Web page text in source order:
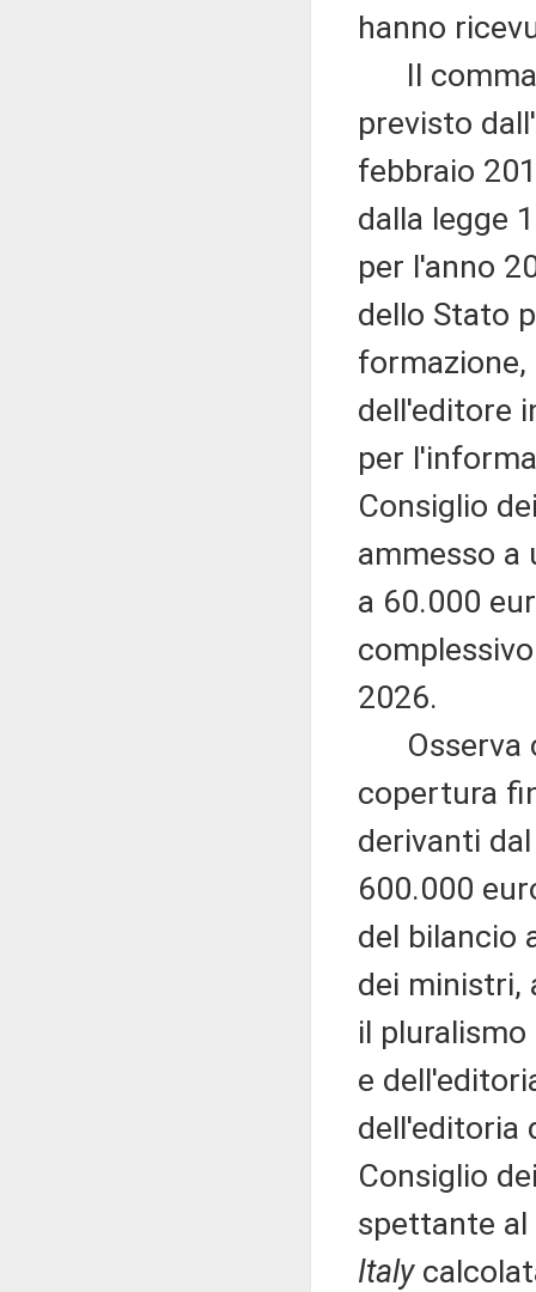
hanno
Il comma
previsto
febbraio
dalla legge
per l'anno
dello Stato
formazione,
dell'editore
per
Consiglio
ammesso a
a 60.000
2026.
Osserva
copertura
derivanti
600.000
del bilancio
dei ministri,
il
e
dell'editoria
Consiglio
spettante
Italy